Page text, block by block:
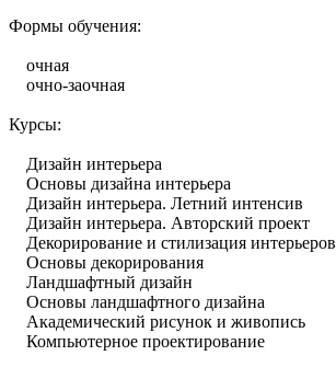
Формы обучения:
очная
очно-заочная
Курсы:
Дизайн интерьера
Основы дизайна интерьера
Дизайн интерьера. Летний интенсив
Дизайн интерьера. Авторский проект
Декорирование и стилизация интерьеров
Основы декорирования
Ландшафтный дизайн
Основы ландшафтного дизайна
Академический рисунок и живопись
Компьютерное проектирование